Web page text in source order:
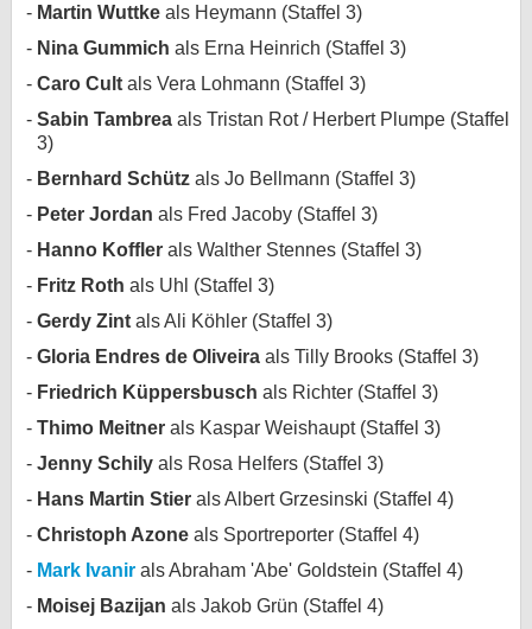
Martin Wuttke als Heymann (Staffel 3)
Nina Gummich als Erna Heinrich (Staffel 3)
Caro Cult als Vera Lohmann (Staffel 3)
Sabin Tambrea als Tristan Rot / Herbert Plumpe (Staffel
3)
Bernhard Schütz als Jo Bellmann (Staffel 3)
Peter Jordan als Fred Jacoby (Staffel 3)
Hanno Koffler als Walther Stennes (Staffel 3)
Fritz Roth als Uhl (Staffel 3)
Gerdy Zint als Ali Köhler (Staffel 3)
Gloria Endres de Oliveira als Tilly Brooks (Staffel 3)
Friedrich Küppersbusch als Richter (Staffel 3)
Thimo Meitner als Kaspar Weishaupt (Staffel 3)
Jenny Schily als Rosa Helfers (Staffel 3)
Hans Martin Stier als Albert Grzesinski (Staffel 4)
Christoph Azone als Sportreporter (Staffel 4)
Mark Ivanir als Abraham 'Abe' Goldstein (Staffel 4)
Moisej Bazijan als Jakob Grün (Staffel 4)